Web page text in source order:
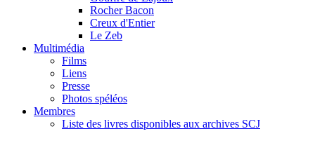
Rocher Bacon
Creux d'Entier
Le Zeb
Multimédia
Films
Liens
Presse
Photos spéléos
Membres
Liste des livres disponibles aux archives SCJ